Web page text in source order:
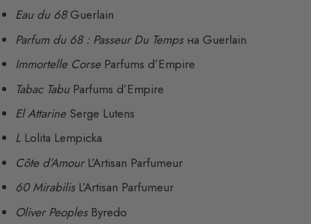
Eau du 68Guerlain
Parfum du 68 : Passeur Du Tempsна Guerlain
Immortelle CorseParfums d’Empire
Tabac TabuParfums d’Empire
El AttarineSerge Lutens
L Lolita Lempicka
Côte d’AmourL’Artisan Parfumeur
60 MirabilisL’Artisan Parfumeur
Oliver PeoplesByredo